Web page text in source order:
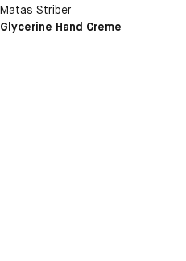
Matas Striber
Glycerine Hand Creme